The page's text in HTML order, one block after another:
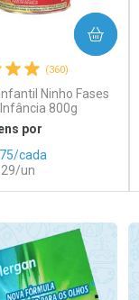
(360)
Ninho Fases
800g
por
cada
un
COMPRAR